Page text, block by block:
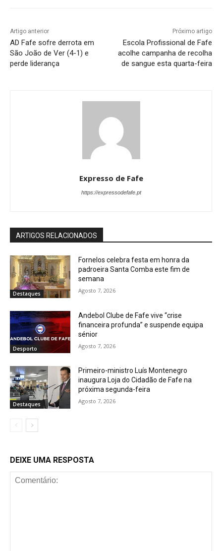
Artigo anterior
AD Fafe sofre derrota em
São João de Ver (4-1) e
perde liderança
Próximo artigo
Escola Profissional de Fafe
acolhe campanha de recolha
de sangue esta quarta-feira
Expresso de Fafe
https://expressodefafe.pt
ARTIGOS RELACIONADOS
Destaques
Fornelos celebra festa em honra da
padroeira Santa Comba este fim de
semana
Agosto 7, 2026
Desporto
Andebol Clube de Fafe vive “crise
financeira profunda” e suspende equipa
sénior
Agosto 7, 2026
Destaques
Primeiro-ministro Luís Montenegro
inaugura Loja do Cidadão de Fafe na
próxima segunda-feira
Agosto 7, 2026
DEIXE UMA RESPOSTA